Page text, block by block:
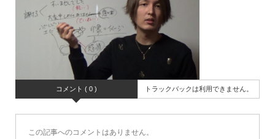
コメント ( 0 ) トラックバックは利用できません。
この記事へのコメントはありません。